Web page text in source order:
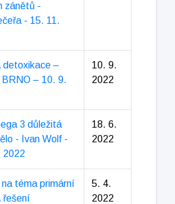
zánětů -
- 15. 11.
detoxikace –
BRNO – 10. 9.
10. 9.
2022
3 důležitá
- Ivan Wolf -
2022
18. 6.
2022
na téma primární
řešení
5. 4.
2022